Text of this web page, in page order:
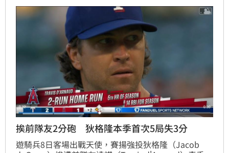
挨前隊友2分砲 狄格隆本季首次5局失3分
遊騎兵8日客場出戰天使，賽揚強投狄格隆（Jacob